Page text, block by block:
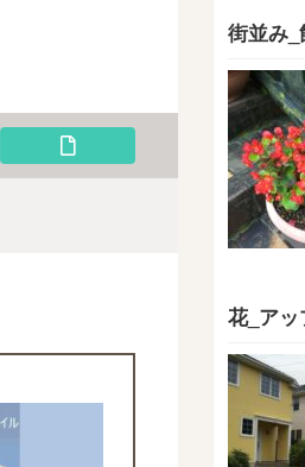
街並み
花_アッ